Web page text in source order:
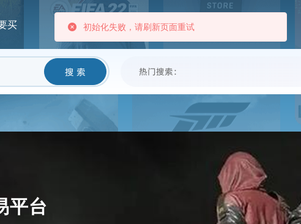
买 我要卖 新闻资讯 帮助中心
搜 索 热门搜索：
平台
初始化失败，请刷新页面重试